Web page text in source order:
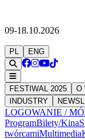
09-18.10.2026
PL ENG
FESTIWAL 2025 O
INDUSTRY
LOGOWANIE /
ProgramBilety/Kina
twórcamiMultimedia